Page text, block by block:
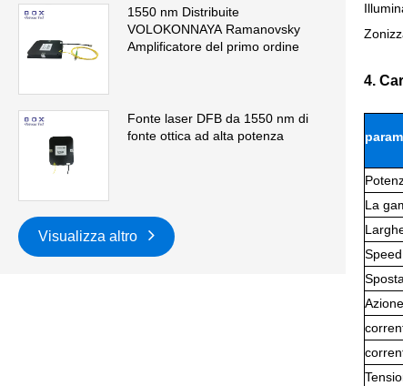
1550 nm Distribuite
VOLOKONNAYA Ramanovsky
Amplificatore del primo ordine
Fonte laser DFB da 1550 nm di
fonte ottica ad alta potenza
Visualizza altro
4.
La